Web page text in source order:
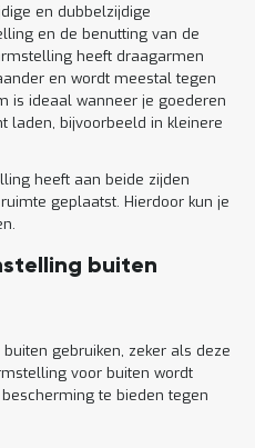
en dubbelzijdige
en de benutting van de
heeft draagarmen
en wordt meestal tegen
is ideaal wanneer je goederen
laden, bijvoorbeeld in kleinere
heeft aan beide zijden
geplaatst. Hierdoor kun je
buiten
gebruiken, zeker als deze
voor buiten wordt
te bieden tegen